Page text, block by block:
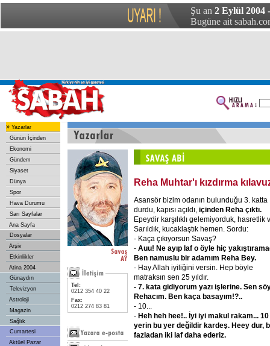
Şu an 2 Eylül 2004
Bugüne ait
» Yazarlar
Günün İçinden
Ekonomi
Gündem
Siyaset
Dünya
Spor
Hava Durumu
Sarı Sayfalar
Ana Sayfa
Dosyalar
Arşiv
Etkinlikler
Atina 2004
Günaydın
Televizyon
Astroloji
Magazin
Sağlık
Cumartesi
Aktüel Pazar
Tel:
0212 354 40 22
Fax:
0212 274 83 81
Reha Muhtar'ı kızdırma
Asansör bizim odanın bulunduğu 3. katta
durdu, kapısı açıldı, içinden Reha çıktı.
Epeydir karşılıklı gelemiyorduk, hasretlik
Sarıldık, kucaklaştık hemen. Sordu:
- Kaça çıkıyorsun Savaş?
- Auu! Ne ayıp laf o öyle hiç
Ben namuslu bir adamım Reha Bey.
- Hay Allah iyiliğini versin. Hep böyle
matraksın sen 25 yıldır.
- 7. kata gidiyorum yazı işlerine. Sen
Rehacım. Ben kaça basayım!?..
- 10...
- Heh heh hee!.. İyi iyi makul rakam...
yerin bu yer değildir kardeş. Heey dur,
fazladan iki laf daha ederiz.